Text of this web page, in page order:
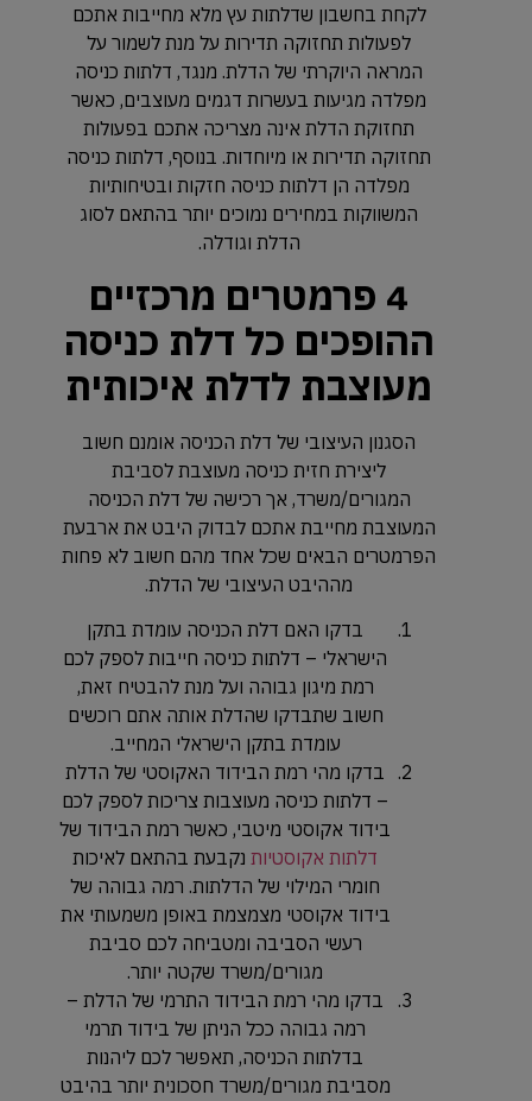
לקחת בחשבון שדלתות עץ מלא מחייבות אתכם
לפעולות תחזוקה תדירות על מנת לשמור על
המראה היוקרתי של הדלת. מנגד, דלתות כניסה
מפלדה מגיעות בעשרות דגמים מעוצבים, כאשר
תחזוקת הדלת אינה מצריכה אתכם בפעולות
תחזוקה תדירות או מיוחדות. בנוסף, דלתות כניסה
מפלדה הן דלתות כניסה חזקות ובטיחותיות
המשווקות במחירים נמוכים יותר בהתאם לסוג
הדלת וגודלה.
4 פרמטרים מרכזיים
ההופכים כל דלת כניסה
מעוצבת לדלת איכותית
הסגנון העיצובי של דלת הכניסה אומנם חשוב
ליצירת חזית כניסה מעוצבת לסביבת
המגורים/משרד, אך רכישה של דלת הכניסה
המעוצבת מחייבת אתכם לבדוק היבט את ארבעת
הפרמטרים הבאים שכל אחד מהם חשוב לא פחות
מההיבט העיצובי של הדלת.
בדקו האם דלת הכניסה עומדת בתקן
הישראלי – דלתות כניסה חייבות לספק לכם
רמת מיגון גבוהה ועל מנת להבטיח זאת,
חשוב שתבדקו שהדלת אותה אתם רוכשים
עומדת בתקן הישראלי המחייב.
בדקו מהי רמת הבידוד האקוסטי של הדלת
– דלתות כניסה מעוצבות צריכות לספק לכם
בידוד אקוסטי מיטבי, כאשר רמת הבידוד של
דלתות אקוסטיותנקבעת בהתאם לאיכות
חומרי המילוי של הדלתות. רמה גבוהה של
בידוד אקוסטי מצמצמת באופן משמעותי את
רעשי הסביבה ומטביחה לכם סביבת
מגורים/משרד שקטה יותר.
בדקו מהי רמת הבידוד התרמי של הדלת –
רמה גבוהה ככל הניתן של בידוד תרמי
בדלתות הכניסה, תאפשר לכם ליהנות
מסביבת מגורים/משרד חסכונית יותר בהיבט